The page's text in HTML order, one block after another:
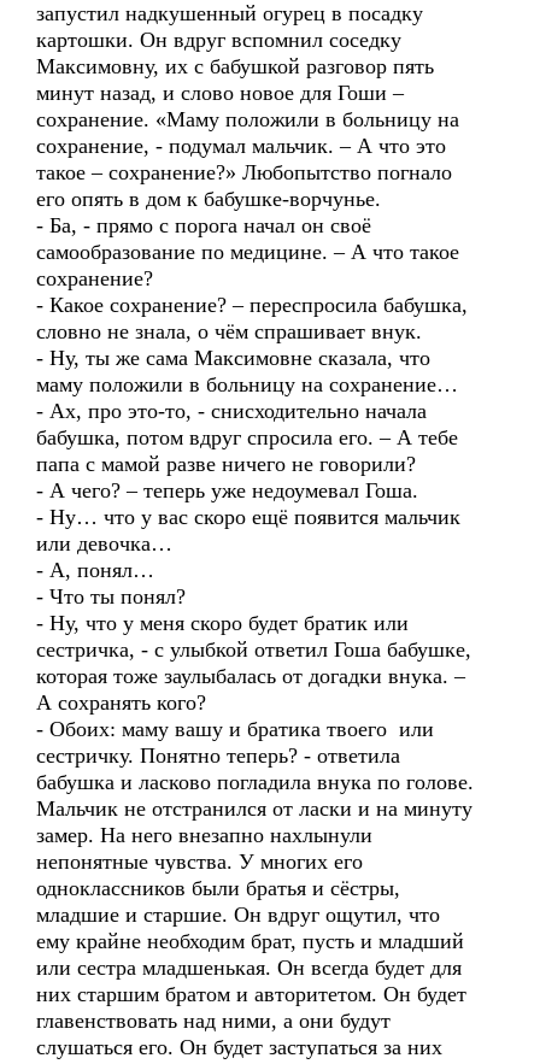
запустил надкушенный огурец в посадку
картошки. Он вдруг вспомнил соседку
Максимовну, их с бабушкой разговор пять
минут назад, и слово новое для Гоши –
сохранение. «Маму положили в больницу на
сохранение, - подумал мальчик. – А что это
такое – сохранение?» Любопытство погнало
его опять в дом к бабушке-ворчунье.
- Ба, - прямо с порога начал он своё
самообразование по медицине. – А что такое
сохранение?
- Какое сохранение? – переспросила бабушка,
словно не знала, о чём спрашивает внук.
- Ну, ты же сама Максимовне сказала, что
маму положили в больницу на сохранение…
- Ах, про это-то, - снисходительно начала
бабушка, потом вдруг спросила его. – А тебе
папа с мамой разве ничего не говорили?
- А чего? – теперь уже недоумевал Гоша.
- Ну… что у вас скоро ещё появится мальчик
или девочка…
- А, понял…
- Что ты понял?
- Ну, что у меня скоро будет братик или
сестричка, - с улыбкой ответил Гоша бабушке,
которая тоже заулыбалась от догадки внука. –
А сохранять кого?
- Обоих: маму вашу и братика твоего или
сестричку. Понятно теперь? - ответила
бабушка и ласково погладила внука по голове.
Мальчик не отстранился от ласки и на минуту
замер. На него внезапно нахлынули
непонятные чувства. У многих его
одноклассников были братья и сёстры,
младшие и старшие. Он вдруг ощутил, что
ему крайне необходим брат, пусть и младший
или сестра младшенькая. Он всегда будет для
них старшим братом и авторитетом. Он будет
главенствовать над ними, а они будут
слушаться его. Он будет заступаться за них